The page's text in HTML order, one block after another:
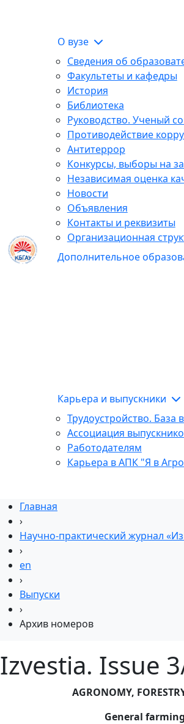
О вузе
Сведения об
Факультеты и кафедры
История
Библиотека
Руководство. Ученый
Противодействие
Антитеррор
Конкурсы, выборы на
Независимая оценка
Новости
Объявления
Контакты и реквизиты
Организационная
Дополнительное
Карьера и выпускники
Трудоустройство. База
Ассоциация
Работодателям
Карьера в АПК "Я в
Главная
›
Научно-практический журнал
›
en
›
Выпуски
›
Архив номеров
Izvestia. Issue
AGRONOMY,
General